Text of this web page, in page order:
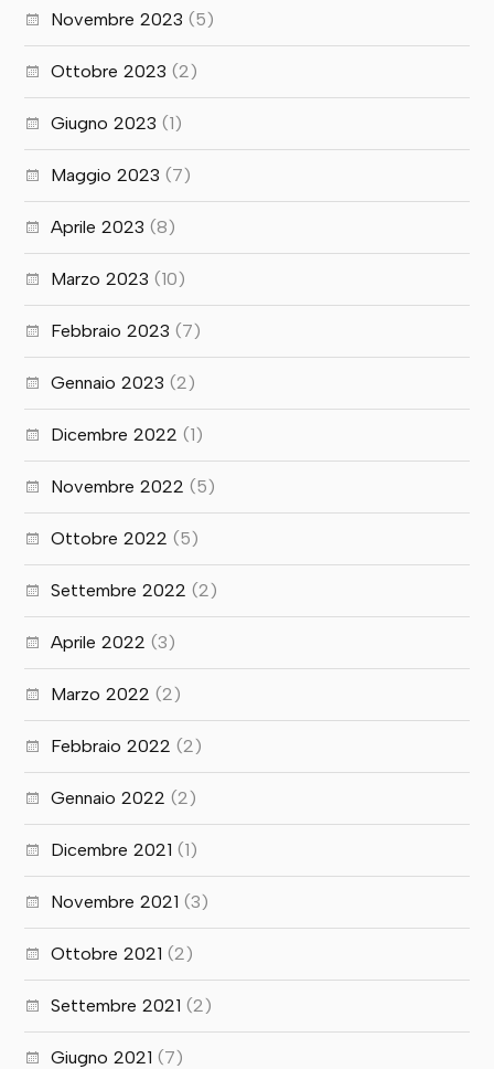
Novembre 2023 (5)
Ottobre 2023 (2)
Giugno 2023 (1)
Maggio 2023 (7)
Aprile 2023 (8)
Marzo 2023 (10)
Febbraio 2023 (7)
Gennaio 2023 (2)
Dicembre 2022 (1)
Novembre 2022 (5)
Ottobre 2022 (5)
Settembre 2022 (2)
Aprile 2022 (3)
Marzo 2022 (2)
Febbraio 2022 (2)
Gennaio 2022 (2)
Dicembre 2021 (1)
Novembre 2021 (3)
Ottobre 2021 (2)
Settembre 2021 (2)
Giugno 2021 (7)